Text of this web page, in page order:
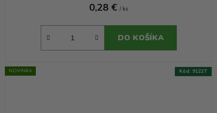
0,28 € / ks
DO KOŠÍKA
NOVINKA Kód: 9122T